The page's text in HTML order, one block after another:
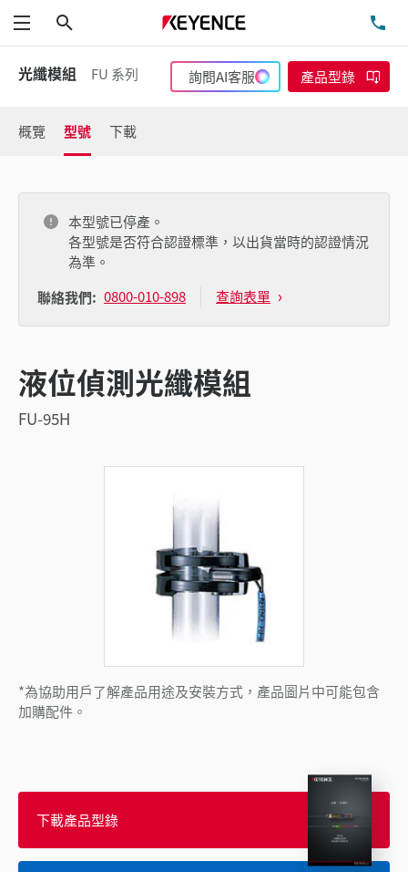
功能表
光纖模組 FU 系列 詢問AI客服 產品型錄
概覽 型號 下載
本型號已停產。
各型號是否符合認證標準，以出貨當時的認證情況
為準。
聯絡我們: 0800-010-898 查詢表單
液位偵測光纖模組
FU-95H
*為協助用戶了解產品用途及安裝方式，產品圖片中可能包含
加購配件。
下載產品型錄